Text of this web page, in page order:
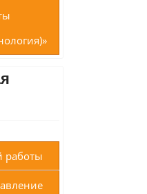
работы